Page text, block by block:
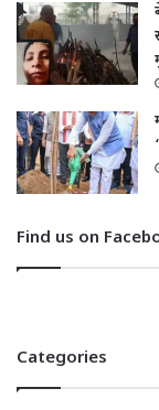
Find us on
Categories